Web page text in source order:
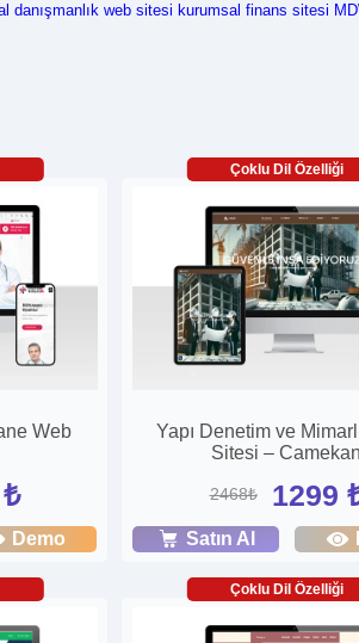
danışmanlık web sitesi kurumsal finans sitesi
Web
Demo
Çoklu Dil Özelliği
Yapı Denetim ve
Sitesi – Camekan
2468₺ 1299
Satın Al
Çoklu Dil Özelliği